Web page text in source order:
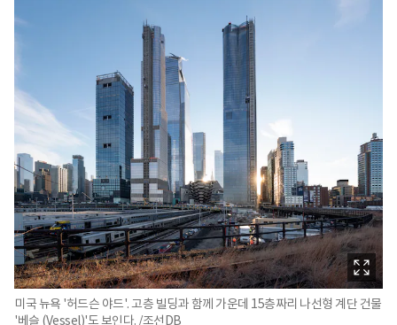
미국 뉴욕 '허드슨 야드'. 고층 빌딩과 함께 가운데 15층짜리 나선형 계단 건물
'베슬 (Vessel)'도 보인다. /조선DB